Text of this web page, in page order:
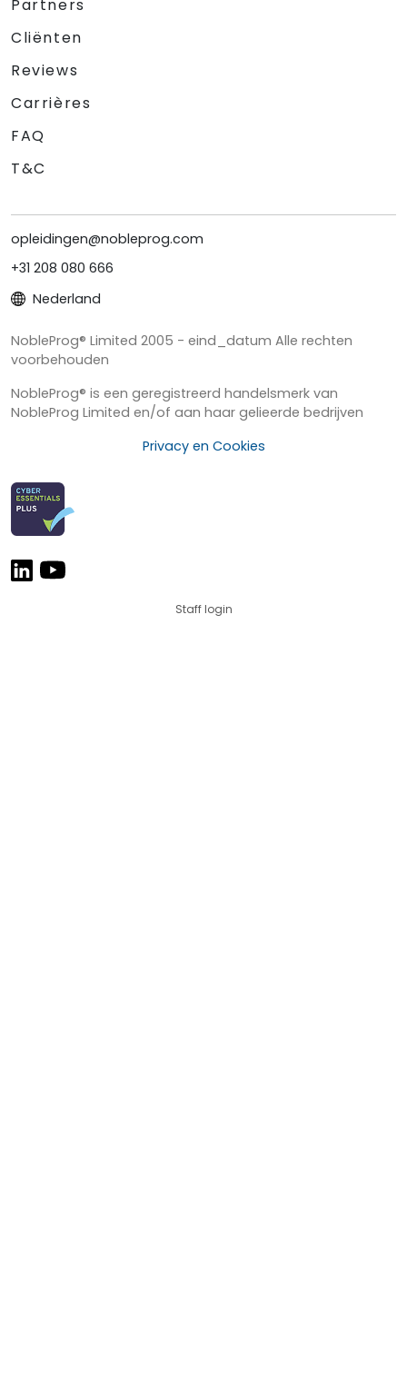
Partners
Cliënten
Reviews
Carrières
FAQ
T&C
opleidingen@nobleprog.com
+31 208 080 666
Nederland
NobleProg® Limited 2005 - eind_datum Alle rechten
voorbehouden
NobleProg® is een geregistreerd handelsmerk van
NobleProg Limited en/of aan haar gelieerde bedrijven
Privacy en Cookies
Staff login